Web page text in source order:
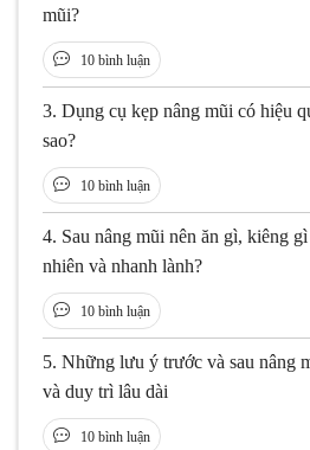
mũi?
10 bình luận
3. Dụng cụ kẹp nâng mũi có hiệu
sao?
10 bình luận
4. Sau nâng mũi nên ăn gì, kiêng
nhiên và nhanh lành?
10 bình luận
5. Những lưu ý trước và sau nâng
và duy trì lâu dài
10 bình luận